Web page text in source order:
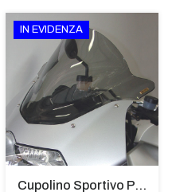
IN EVIDENZA
Cupolino Sportivo Per Bmw K 1200 R Sport 2005-07 TRASPARENTE - Sc967-T